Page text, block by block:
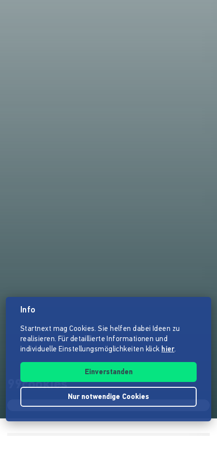
99cookies
Info
Startnext mag Cookies. Sie helfen dabei Ideen zu
realisieren. Für detaillierte Informationen und
individuelle Einstellungsmöglichkeiten klick hier.
Einverstanden
Nur notwendige Cookies